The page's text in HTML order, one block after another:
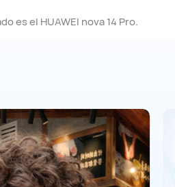
es el HUAWEI nova 14 Pro.